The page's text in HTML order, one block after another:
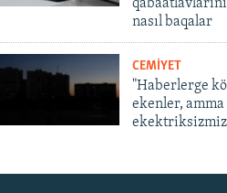
nasıl baqalar
CEMİYET
"Haberlerge
ekenler,